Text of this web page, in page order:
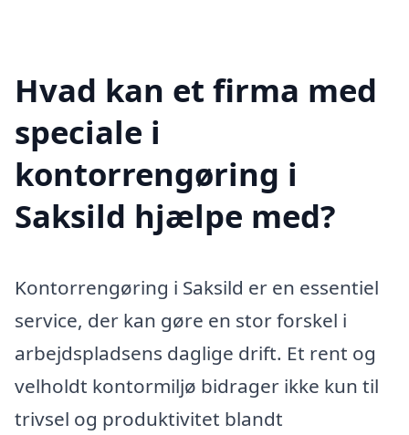
Hvad kan et firma med
speciale i
kontorrengøring i
Saksild hjælpe med?
Kontorrengøring i Saksild er en essentiel
service, der kan gøre en stor forskel i
arbejdspladsens daglige drift. Et rent og
velholdt kontormiljø bidrager ikke kun til
trivsel og produktivitet blandt